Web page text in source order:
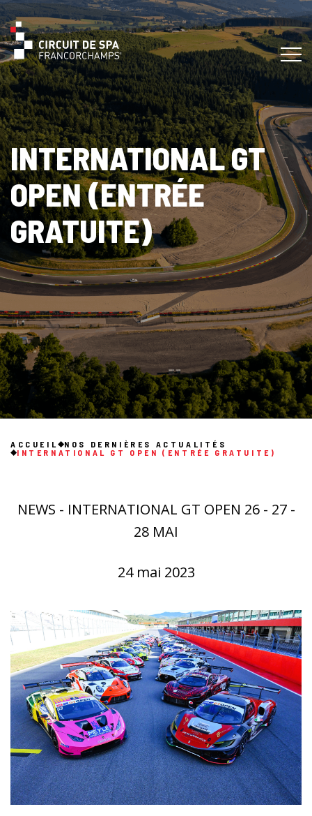
INTERNATIONAL GT
OPEN (ENTRÉE
GRATUITE)
ACCUEIL
NOS DERNIÈRES ACTUALITÉS
INTERNATIONAL GT OPEN (ENTRÉE GRATUITE)
NEWS - INTERNATIONAL GT OPEN 26 - 27 -
28 MAI
24 mai 2023